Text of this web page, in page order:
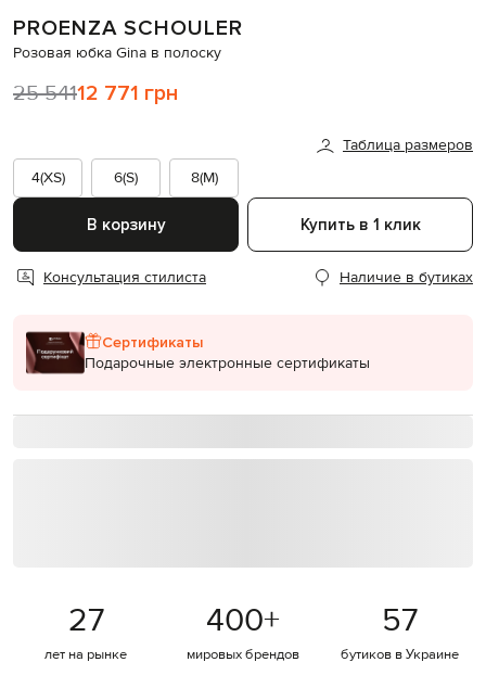
PROENZA SCHOULER
Розовая юбка Gina в полоску
25 54112 771 грн
Таблица размеров
4(XS)
6(S) 8(M)
В корзину Купить в 1 клик
Консультация стилиста Наличие в бутиках
Сертификаты
Подарочные электронные сертификаты
27
лет на рынке
400+
мировых брендов
57
бутиков в Украине